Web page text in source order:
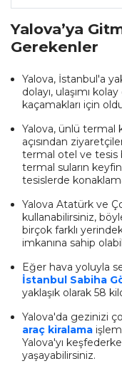
Yalova’ya
Gerekenler
Yalova, İstanbul'a
dolayı, ulaşımı
kaçamakları için
Yalova, ünlü termal
açısından
termal otel ve tesis
termal suların
tesislerde
Yalova Atatürk ve
kullanabilirsiniz,
birçok farklı
imkanına sahip
Eğer hava yoluyla
İstanbul Sabiha
yaklaşık olarak 58
Yalova'da gezinizi
araç kiralama
Yalova'yı
yaşayabilirsiniz.